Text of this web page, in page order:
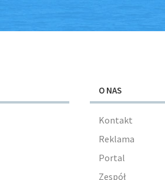
O NAS
Kontakt
Reklama
Portal
Zespół